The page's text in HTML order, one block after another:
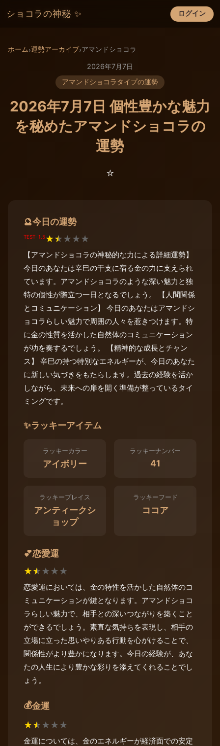
ショコラの神秘 ✨ ログイン
×
ホーム›運勢アーカイブ›アマンドショコラ
2026年7月7日
アマンドショコラタイプの運勢
2026年7月7日 個性豊かな魅力
を秘めたアマンドショコラの
運勢
⭐️
🔮今日の運勢
TEST: 1.5★★★★★
【アマンドショコラの神秘的な力による詳細運勢】
今日のあなたは辛巳の干支に宿る金の力に支えられ
ています。アマンドショコラのような深い魅力と独
特の個性が際立つ一日となるでしょう。 【人間関係
とコミュニケーション】 今日のあなたはアマンドシ
ョコラらしい魅力で周囲の人々を惹きつけます。特
に金の性質を活かした自然体のコミュニケーション
が功を奏するでしょう。 【精神的な成長とチャン
ス】 辛巳の持つ特別なエネルギーが、今日のあなた
に新しい気づきをもたらします。過去の経験を活か
しながら、未来への扉を開く準備が整っているタイ
ミングです。
✨ラッキーアイテム
ラッキーカラー
アイボリー
ラッキーナンバー
41
ラッキープレイス
アンティークシ
ョップ
ラッキーフード
ココア
💕恋愛運
★★★★★
恋愛運においては、金の特性を活かした自然体のコ
ミュニケーションが鍵となります。アマンドショコ
ラらしい魅力で、相手との深いつながりを築くこと
ができるでしょう。素直な気持ちを表現し、相手の
立場に立った思いやりある行動を心がけることで、
関係性がより豊かになります。今日の経験が、あな
たの人生により豊かな彩りを添えてくれることでし
ょう。
💰金運
★★★★★
金運については、金のエネルギーが経済面での安定